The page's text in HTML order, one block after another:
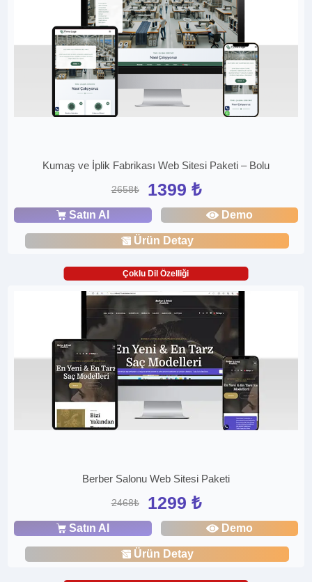
Kumaş ve İplik Fabrikası Web Sitesi Paketi – Bolu
2658₺ 1399 ₺
Satın Al Demo
Ürün Detay
Çoklu Dil Özelliği
Berber Salonu Web Sitesi Paketi
2468₺ 1299 ₺
Satın Al Demo
Ürün Detay